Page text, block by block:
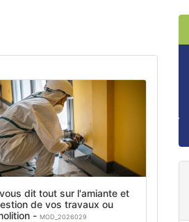
dit tout sur l'amiante et
de vos travaux ou
démolition - MOD_2026029